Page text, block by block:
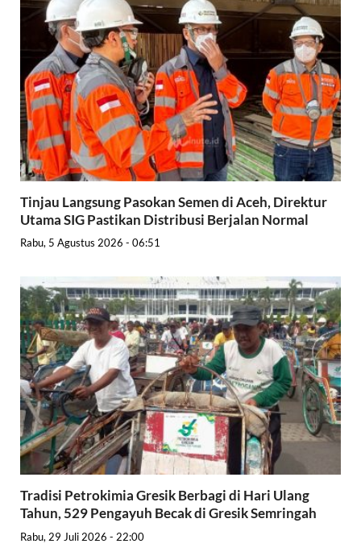
Tinjau Langsung Pasokan Semen di Aceh, Direktur
Utama SIG Pastikan Distribusi Berjalan Normal
Rabu, 5 Agustus 2026 - 06:51
Tradisi Petrokimia Gresik Berbagi di Hari Ulang
Tahun, 529 Pengayuh Becak di Gresik Semringah
Rabu, 29 Juli 2026 - 22:00